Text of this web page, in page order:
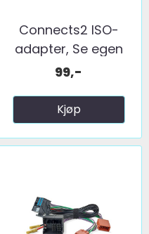
Connects2 ISO-
adapter, Se egen
liste ...
99,-
Kjøp